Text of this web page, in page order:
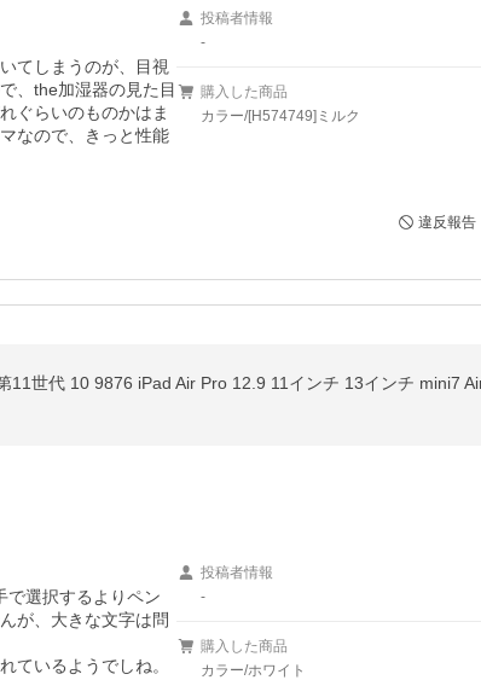
てしまうのが、目視
、the加湿器の見た目
ぐらいのものかはま
なので、きっと性能
投稿者情報
-
購入した商品
カラー/[H574749]ミルク
違反報告
で選択するよりペン
が、大きな文字は問
ているようでしね。
投稿者情報
-
購入した商品
カラー/ホワイト